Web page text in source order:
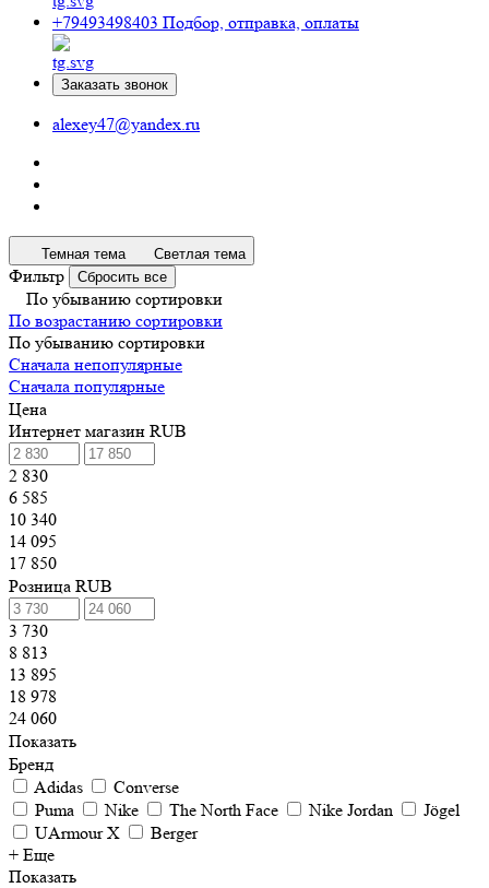
+79493498403 Подбор, отправка, оплаты
Заказать звонок
alexey47@yandex.ru
Темная тема Светлая тема
Фильтр Сбросить все
По убыванию сортировки
По возрастанию сортировки
По убыванию сортировки
Сначала непопулярные
Сначала популярные
Цена
Интернет магазин RUB
2 830
6 585
10 340
14 095
17 850
Розница RUB
3 730
8 813
13 895
18 978
24 060
Показать
Бренд
Adidas
Converse
Puma
Nike The North Face Nike Jordan
Jögel
UArmour X
Berger
+ Еще
Показать